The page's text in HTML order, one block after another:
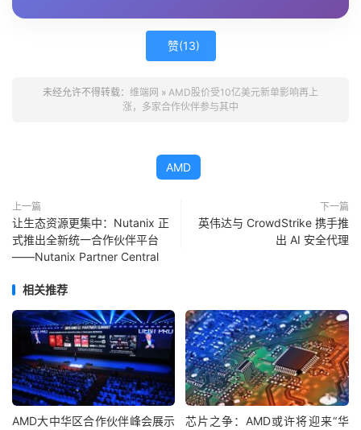
赞(13)
未经允许不得转载： 维端网 » AMD股价受10亿美元新单影响再上
涨，多家合作伙伴参与其中
AMD
上一篇
让生态资源更集中：Nutanix 正
式推出全新统一合作伙伴平台
——Nutanix Partner Central
下一篇
英伟达与 CrowdStrike 携手推
出 AI 安全代理
相关推荐
AMD大中华区合作伙伴峰会展示
芯片之争：AMD或许将迎来“华